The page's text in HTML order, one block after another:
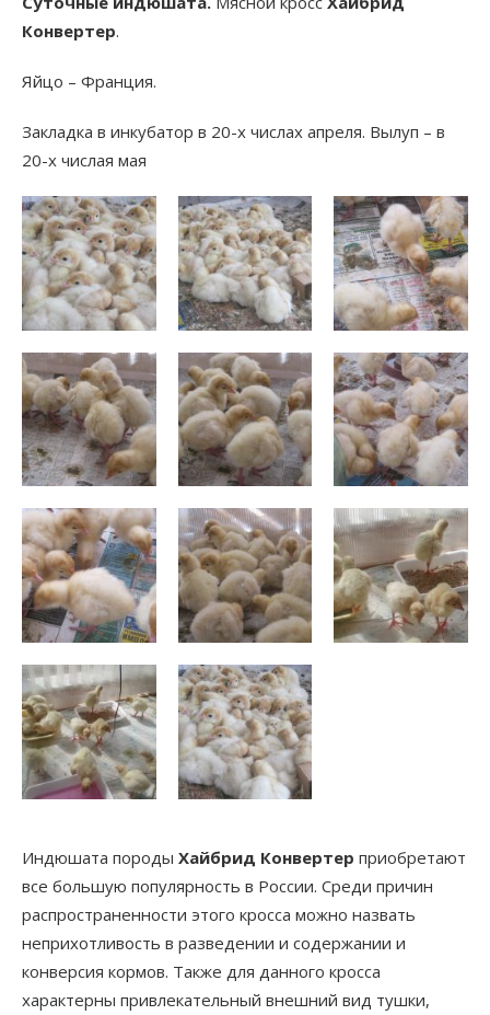
Конвертер.
Яйцо – Франция.
Закладка в инкубатор в 20-х числах апреля. Вылуп – в
20-х числая мая
Индюшата породы Хайбрид Конвертер приобретают
все большую популярность в России. Среди причин
распространенности этого кросса можно назвать
неприхотливость в разведении и содержании и
конверсия кормов. Также для данного кросса
характерны привлекательный внешний вид тушки,